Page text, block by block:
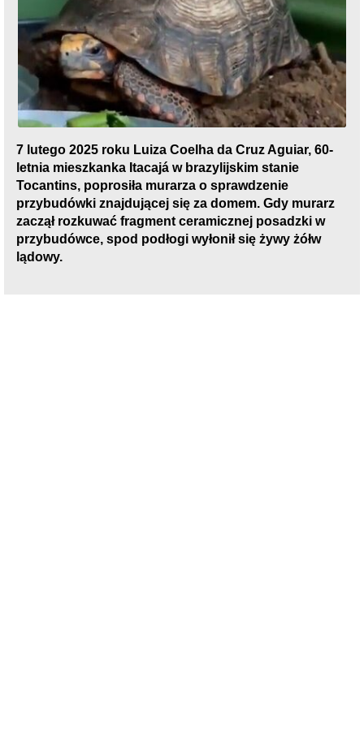
7 lutego 2025 roku Luiza Coelha da Cruz Aguiar, 60-
letnia mieszkanka Itacajá w brazylijskim stanie
Tocantins, poprosiła murarza o sprawdzenie
przybudówki znajdującej się za domem. Gdy murarz
zaczął rozkuwać fragment ceramicznej posadzki w
przybudówce, spod podłogi wyłonił się żywy żółw
lądowy.